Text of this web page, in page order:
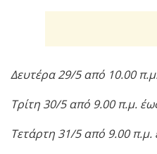
Δευτέρα 29/5 από 10.00
Τρίτη 30/5 από 9.00 π.μ.
Τετάρτη 31/5 από 9.00 π.μ.